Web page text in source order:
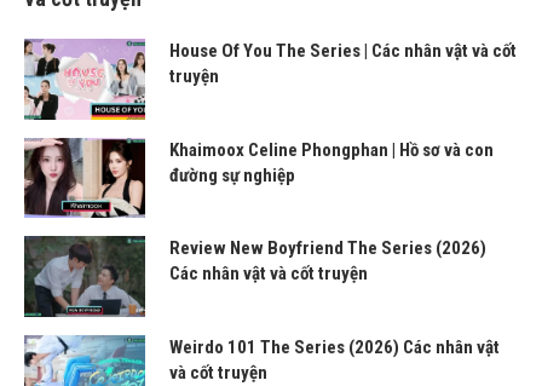
House Of You The Series | Các nhân vật và cốt
truyện
Khaimoox Celine Phongphan | Hồ sơ và con
đường sự nghiệp
Review New Boyfriend The Series (2026)
Các nhân vật và cốt truyện
Weirdo 101 The Series (2026) Các nhân vật
và cốt truyện